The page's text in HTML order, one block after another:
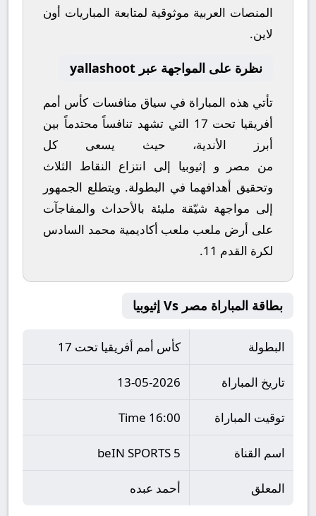
المنصات العربية موثوقية لمتابعة المباريات أون
لاين.
نظرة على المواجهة عبر yallashoot
تأتي هذه المباراة في سياق منافسات كأس أمم
أفريقيا تحت 17
التي تشهد تنافساً محتدماً بين
أبرز الأندية، حيث يسعى كل
من مصر و إثيوبيا إلى انتزاع النقاط الثلاث
وتحقيق أهدافهما في البطولة. ويتطلع الجمهور
إلى مواجهة شيّقة مليئة بالأحداث والمفاجآت
على أرض ملعب ملعب أكاديمية محمد السادس
لكرة القدم 11
.
بطاقة المباراة مصر Vs إثيوبيا
البطولة كأس أمم أفريقيا تحت 17
تاريخ المباراة 13-05-2026
توقيت المباراة 16:00 Time
اسم القناة beIN SPORTS 5
المعلق أحمد عبده